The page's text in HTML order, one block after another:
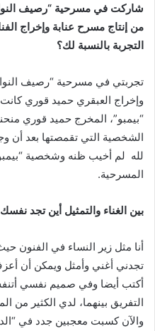
شاركت في مسرحية “رصيف
من إنتاج مسرح عنابة وإخراج
التجربة بالنسبة لك؟
تجربتي في مسرحية “رصيف
وإخراج العبقري حميد قوري
“بيمبو”، المخرج حميد قوري
الشخصية التي تقمصتها بعد أن
لله لم أخيب ظنه وشخصية
المسرحية.
بين الغناء والتمثيل أين تجد
أنا مثل زير النساء في الفنون
تجدني أغني وأمثل ويمكن أن
أكتب أيضا وفي صميم نفسي
التفريق بينهما، لدي الكثير من
والآن كسبت معجبين جدد في